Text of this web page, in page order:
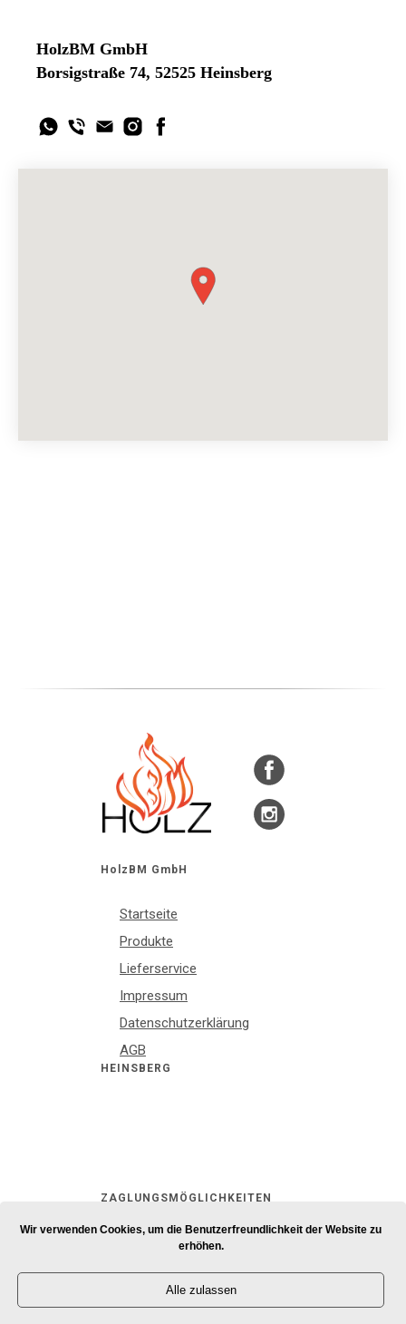
Wir verwenden Cookies, um die Benutzerfreundlichkeit der Website zu
erhöhen.
Alle zulassen
HolzBM GmbH
Borsigstraße 74, 52525 Heinsberg
HolzBM GmbH
Startseite
Produkte
Lieferservice
Impressum
Datenschutzerklärung
AGB
HEINSBERG
ZAGLUNGSMÖGLICHKEITEN